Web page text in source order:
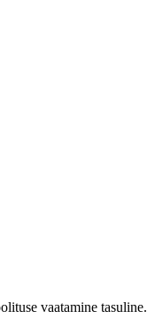
vaatamine tasuline.